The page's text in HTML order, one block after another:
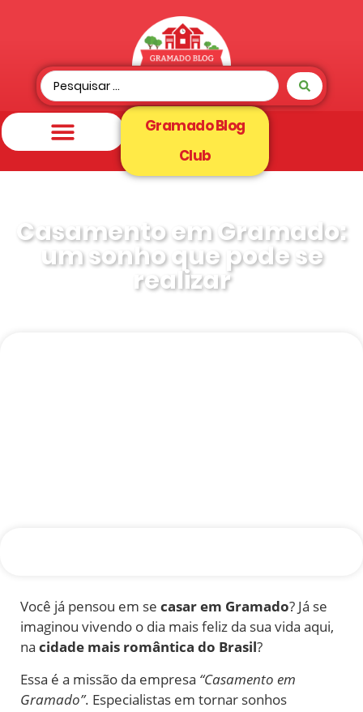
Gramado Blog
Club
Casamento em Gramado:
um sonho que pode se
realizar
Você já pensou em se casar em Gramado? Já se
imaginou vivendo o dia mais feliz da sua vida aqui,
na cidade mais romântica do Brasil?
Essa é a missão da empresa “Casamento em
Gramado”. Especialistas em tornar sonhos